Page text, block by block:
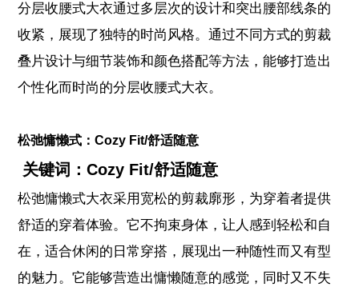
分层收腰式大衣通过多层次的设计和突出腰部线条的
收紧，展现了独特的时尚风格。通过不同方式的剪裁
叠片设计与细节装饰和颜色搭配等方法，能够打造出
个性化而时尚的分层收腰式大衣。
松弛慵懒式：Cozy Fit/舒适随意
关键词：Cozy Fit/舒适随意
松弛慵懒式大衣采用宽松的剪裁廓形，为穿着者提供
舒适的穿着体验。它不拘束身体，让人感到轻松和自
在，适合休闲的日常穿搭， 展现出一种随性而又有型
的魅力。它能够营造出慵懒随意的感觉，同时又不失